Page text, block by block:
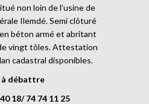
non loin de l’usine de
Ilemdé. Semi clôturé
béton armé et abritant
vingt tôles. Attestation
cadastral disponibles.
à débattre
18/ 74 74 11 25